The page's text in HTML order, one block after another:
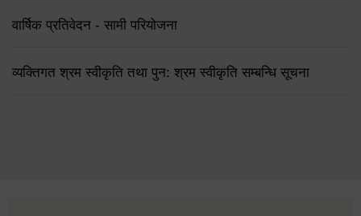
वार्षिक प्रतिवेदन - सामी परियोजना
व्यक्तिगत श्रम स्वीकृति तथा पुन: श्रम स्वीकृति सम्बन्धि सूचना